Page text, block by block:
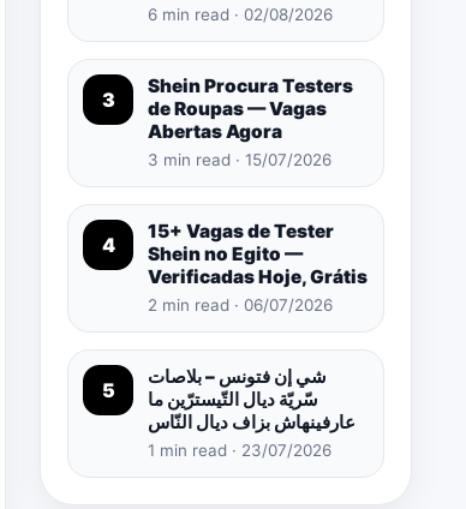
6 min read · 02/08/2026
3
Shein Procura Testers
de Roupas — Vagas
Abertas Agora
3 min read · 15/07/2026
4
15+ Vagas de Tester
Shein no Egito —
Verificadas Hoje, Grátis
2 min read · 06/07/2026
5
شي إن فتونس – بلاصات
سّريّة ديال التّيسترّين ما
عارفينهاش بزاف ديال النّاس
1 min read · 23/07/2026